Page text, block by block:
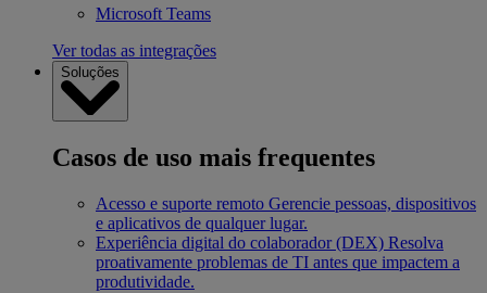
Microsoft Teams
Ver todas as integrações
Soluções
Casos de uso mais frequentes
Acesso e suporte remoto Gerencie pessoas, dispositivos
e aplicativos de qualquer lugar.
Experiência digital do colaborador (DEX) Resolva
proativamente problemas de TI antes que impactem a
produtividade.